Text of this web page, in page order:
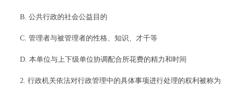
B. 公共行政的社会公益目的
C. 管理者与被管理者的性格、知识、才干等
D. 本单位与上下级单位协调配合所花费的精力和时间
2. 行政机关依法对行政管理中的具体事项进行处理的权利被称为